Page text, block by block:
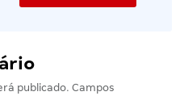
publicado. Campos